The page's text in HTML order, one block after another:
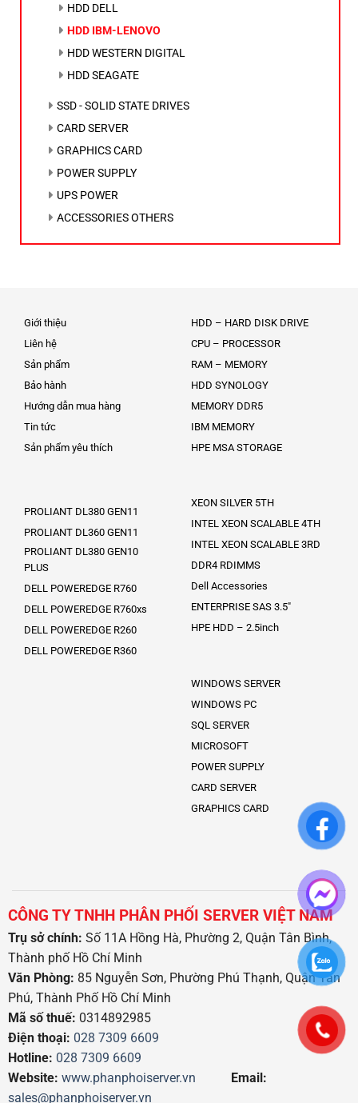
HDD DELL
HDD IBM-LENOVO
HDD WESTERN DIGITAL
HDD SEAGATE
SSD - SOLID STATE DRIVES
CARD SERVER
GRAPHICS CARD
POWER SUPPLY
UPS POWER
ACCESSORIES OTHERS
Giới thiệu
Liên hệ
Sản phẩm
Bảo hành
Hướng dẫn mua hàng
Tin tức
Sản phẩm yêu thích
PROLIANT DL380 GEN11
PROLIANT DL360 GEN11
PROLIANT DL380 GEN10
PLUS
DELL POWEREDGE R760
DELL POWEREDGE R760xs
DELL POWEREDGE R260
DELL POWEREDGE R360
HDD – HARD DISK DRIVE
CPU – PROCESSOR
RAM – MEMORY
HDD SYNOLOGY
MEMORY DDR5
IBM MEMORY
HPE MSA STORAGE
XEON SILVER 5TH
INTEL XEON SCALABLE 4TH
INTEL XEON SCALABLE 3RD
DDR4 RDIMMS
Dell Accessories
ENTERPRISE SAS 3.5″
HPE HDD – 2.5inch
WINDOWS SERVER
WINDOWS PC
SQL SERVER
MICROSOFT
POWER SUPPLY
CARD SERVER
GRAPHICS CARD
CÔNG TY TNHH PHÂN PHỐI SERVER VIỆT NAM
Trụ sở chính: Số 11A Hồng Hà, Phường 2, Quận Tân Bình,
Thành phố Hồ Chí Minh
Văn Phòng: 85 Nguyễn Sơn, Phường Phú Thạnh, Quận Tân
Phú, Thành Phố Hồ Chí Minh
Mã số thuế: 0314892985
Điện thoại: 028 7309 6609
Hotline: 028 7309 6609
Website: www.phanphoiserver.vn
Email:
sales@phanphoiserver.vn